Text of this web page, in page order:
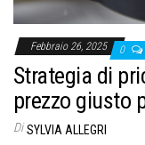
Febbraio 26, 2025 0
Strategia di
prezzo giusto
Di SYLVIA ALLEGRI